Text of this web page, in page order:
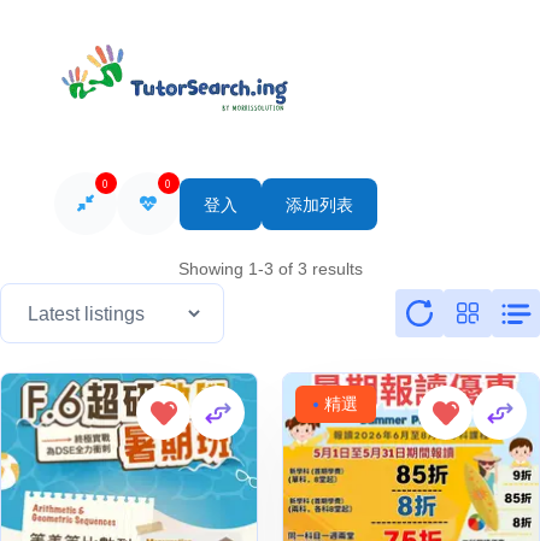
0 0
登入 添加列表
Showing 1-3 of 3 results
精選